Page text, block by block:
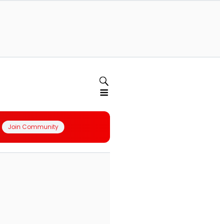
Join Community